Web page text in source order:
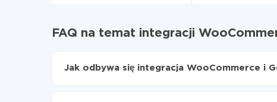
FAQ na temat integracji
Jak odbywa się integracja WooCommerce i